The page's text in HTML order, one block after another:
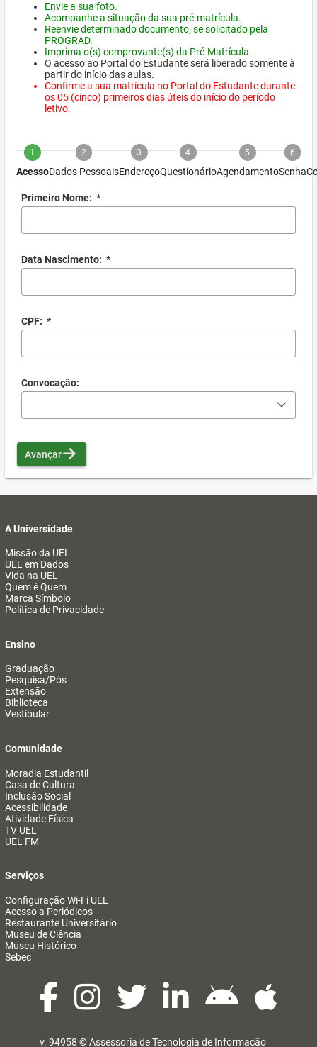
Envie a sua foto.
Acompanhe a situação da sua pré-matrícula.
Reenvie determinado documento, se solicitado pela
PROGRAD.
Imprima o(s) comprovante(s) da Pré-Matrícula.
O acesso ao Portal do Estudante será liberado somente à
partir do início das aulas.
Confirme a sua matrícula no Portal do Estudante durante
os 05 (cinco) primeiros dias úteis do início do período
letivo.
1
Acesso
2
Dados Pessoais
3
Endereço
4
Questionário
5
Agendamento
6
Senha
Primeiro Nome: *
Data Nascimento: *
CPF: *
Convocação:
Avançar
A Universidade
Missão da UEL
UEL em Dados
Vida na UEL
Quem é Quem
Marca Símbolo
Política de Privacidade
Ensino
Graduação
Pesquisa/Pós
Extensão
Biblioteca
Vestibular
Comunidade
Moradia Estudantil
Casa de Cultura
Inclusão Social
Acessibilidade
Atividade Física
TV UEL
UEL FM
Serviços
Configuração Wi-Fi UEL
Acesso a Periódicos
Restaurante Universitário
Museu de Ciência
Museu Histórico
Sebec
v. 94958 ©Assessoria de Tecnologia de Informação